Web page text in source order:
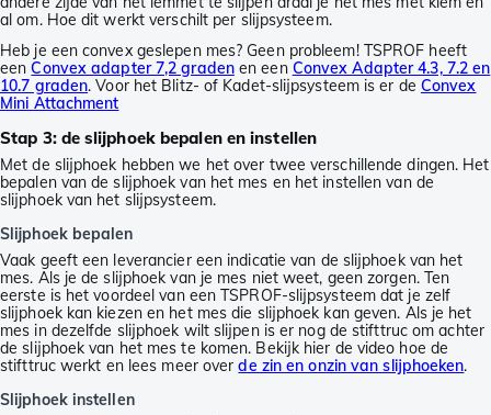
al om. Hoe dit werkt verschilt per slijpsysteem.
Heb je een convex geslepen mes? Geen probleem! TSPROF heeft
eenConvex adapter 7,2 gradenen een Convex Adapter 4.3, 7.2 en
10.7 graden. Voor het Blitz- of Kadet-slijpsysteem is er de Convex
Mini Attachment
Stap 3: de slijphoek bepalen en instellen
Met de slijphoek hebben we het over twee verschillende dingen. Het
bepalen van de slijphoek van het mes en het instellen van de
slijphoek van het slijpsysteem.
Slijphoek bepalen
Vaak geeft een leverancier een indicatie van de slijphoek van het
mes. Als je de slijphoek van je mes niet weet, geen zorgen. Ten
eerste is het voordeel van een TSPROF-slijpsysteem dat je zelf
slijphoek kan kiezen en het mes die slijphoek kan geven. Als je het
mes in dezelfde slijphoek wilt slijpen is er nog de stifttruc om achter
de slijphoek van het mes te komen. Bekijk hier de video hoe de
stifttruc werkt en lees meer overde zin en onzin van slijphoeken.
Slijphoek instellen